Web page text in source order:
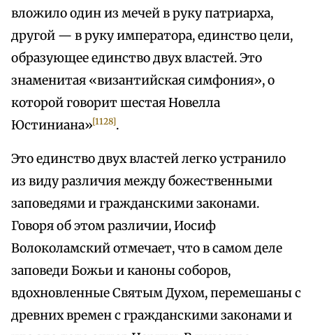
вложило один из мечей в руку патриарха,
другой — в руку императора, единство цели,
образующее единство двух властей. Это
знаменитая «византийская симфония», о
которой говорит шестая Новелла
Юстиниана»[1128].
Это единство двух властей легко устранило
из виду различия между божественными
заповедями и гражданскими законами.
Говоря об этом различии, Иосиф
Волоколамский отмечает, что в самом деле
заповеди Божьи и каноны соборов,
вдохновленные Святым Духом, перемешаны с
древних времен с гражданскими законами и